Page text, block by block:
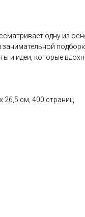
одну из
и идеи, которые
26,5 см, 400 страниц